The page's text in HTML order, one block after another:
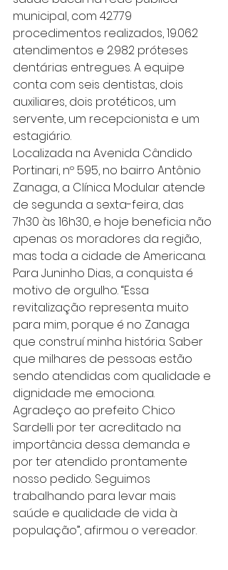
municipal, com 42.779
procedimentos realizados, 19.062
atendimentos e 2.982 próteses
dentárias entregues. A equipe
conta com seis dentistas, dois
auxiliares, dois protéticos, um
servente, um recepcionista e um
estagiário.
Localizada na Avenida Cândido
Portinari, nº 595, no bairro Antônio
Zanaga, a Clínica Modular atende
de segunda a sexta-feira, das
7h30 às 16h30, e hoje beneficia não
apenas os moradores da região,
mas toda a cidade de Americana.
Para Juninho Dias, a conquista é
motivo de orgulho. “Essa
revitalização representa muito
para mim, porque é no Zanaga
que construí minha história. Saber
que milhares de pessoas estão
sendo atendidas com qualidade e
dignidade me emociona.
Agradeço ao prefeito Chico
Sardelli por ter acreditado na
importância dessa demanda e
por ter atendido prontamente
nosso pedido. Seguimos
trabalhando para levar mais
saúde e qualidade de vida à
população”, afirmou o vereador.